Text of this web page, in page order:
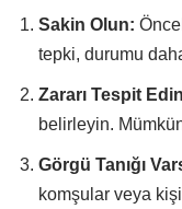
Sakin Olun:
tepki, durumu
Zararı Tespit
belirleyin.
Görgü Tanığı
komşular veya